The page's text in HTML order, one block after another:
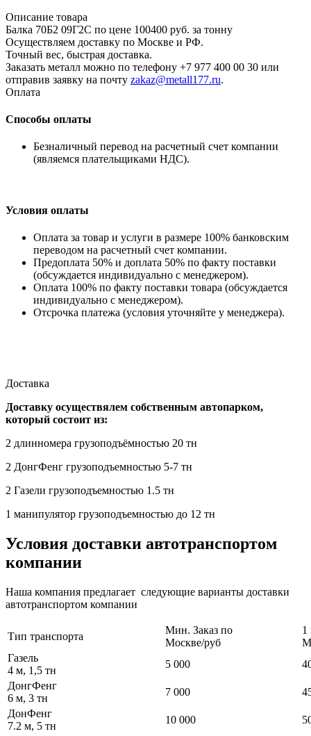
Описание товара
Балка 70Б2 09Г2С по цене 100400 руб. за тонну
Осуществляем доставку по Москве и РФ.
Точный вес, быстрая доставка.
Заказать металл можно по телефону +7 977 400 00 30 или
отправив заявку на почту zakaz@metall177.ru.
Оплата
Способы оплаты
Безналичный перевод на расчетный счет компании
(являемся плательщиками НДС).
Условия оплаты
Оплата за товар и услуги в размере 100% банковским
переводом на расчетный счет компании.
Предоплата 50% и доплата 50% по факту поставки
(обсуждается индивидуально с менеджером).
Оплата 100% по факту поставки товара (обсуждается
индивидуально с менеджером).
Отсрочка платежа (условия уточняйте у менеджера).
Доставка
Доставку осуществялем собственным автопарком,
который состоит из:
2 длинномера грузоподъёмностью 20 тн
2 ДонгФенг грузоподъемностью 5-7 тн
2 Газели грузоподъемностью 1.5 тн
1 манипулятор грузоподъемностью до 12 тн
Условия доставки автотранспортом
компании
Наша компания предлагает следующие варианты доставки
автотранспортом компании
Тип транспорта
Мин. Заказ по
Москве/руб
1
Газель
4 м, 1,5 тн
5 000
ДонгФенг
6 м, 3 тн
7 000
ДонФенг
7.2 м, 5 тн
10 000